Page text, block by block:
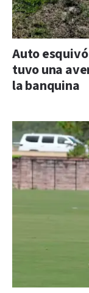
Auto
tuvo una
la banquina